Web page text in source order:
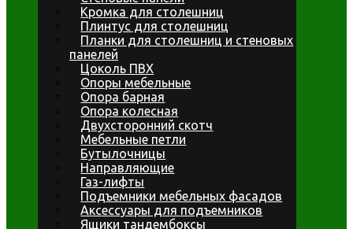
Кромка для столешниц
Плинтус для столешниц
Планки для столешниц и стеновых
панелей
Цоколь ПВХ
Опоры мебельные
Опора барная
Опора колесная
Двухсторонний скотч
Мебельные петли
Бутылочницы
Направляющие
Газ-лифты
Подъемники мебельных фасадов
Аксессуары для подъемников
Ящики тандембоксы